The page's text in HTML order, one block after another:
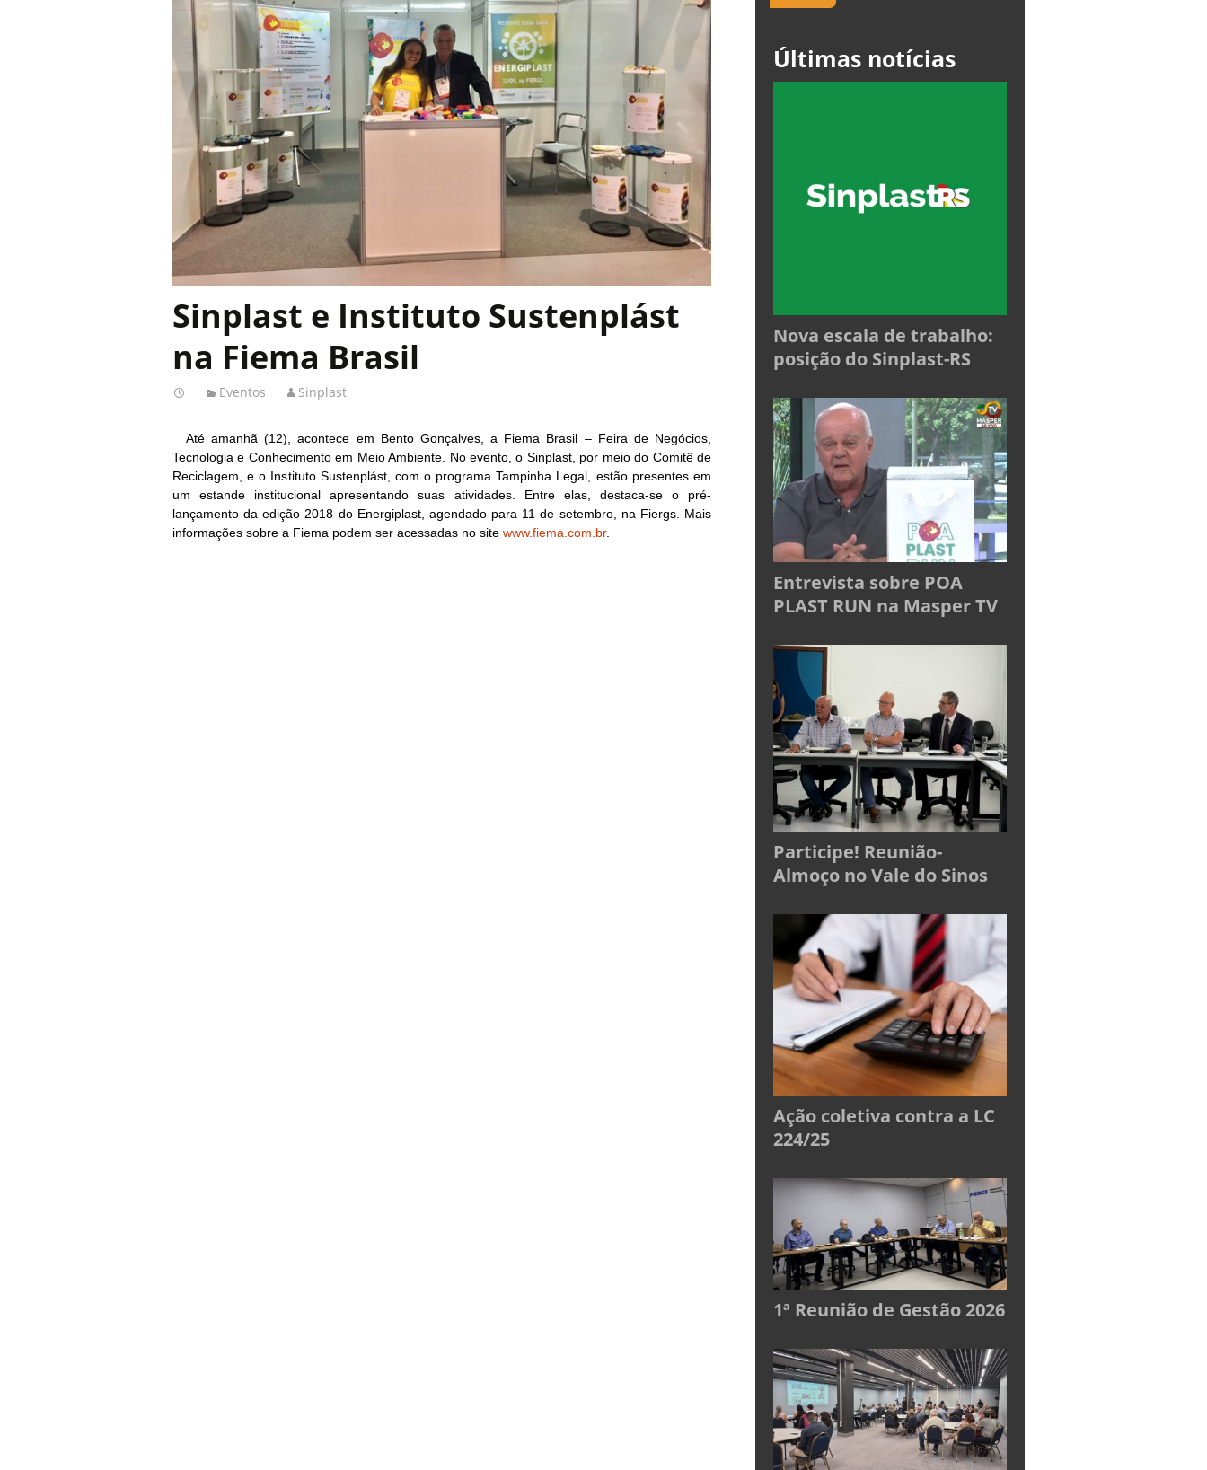
Sinplast e Instituto Sustenplást
na Fiema Brasil
Eventos Sinplast
Até amanhã (12), acontece em Bento Gonçalves, a Fiema Brasil – Feira de Negócios,
Tecnologia e Conhecimento em Meio Ambiente. No evento, o Sinplast, por meio do Comitê de
Reciclagem, e o Instituto Sustenplást, com o programa Tampinha Legal, estão presentes em
um estande institucional apresentando suas atividades. Entre elas, destaca-se o pré-
lançamento da edição 2018 do Energiplast, agendado para 11 de setembro, na Fiergs. Mais
informações sobre a Fiema podem ser acessadas no site www.fiema.com.br.
Últimas notícias
Nova escala de trabalho:
posição do Sinplast-RS
Entrevista sobre POA
PLAST RUN na Masper TV
Participe! Reunião-
Almoço no Vale do Sinos
Ação coletiva contra a LC
224/25
1ª Reunião de Gestão 2026